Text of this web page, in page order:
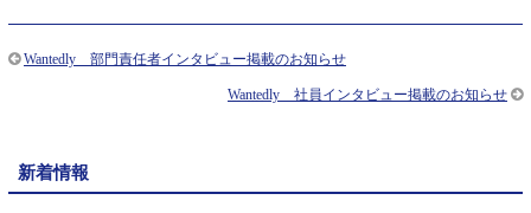
Wantedly 部門責任者インタビュー掲載のお知らせ
Wantedly 社員インタビュー掲載のお知らせ
新着情報